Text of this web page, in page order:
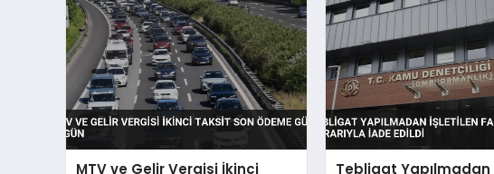
MTV ve Gelir Vergisi İkinci Tebligat Yapılmadan